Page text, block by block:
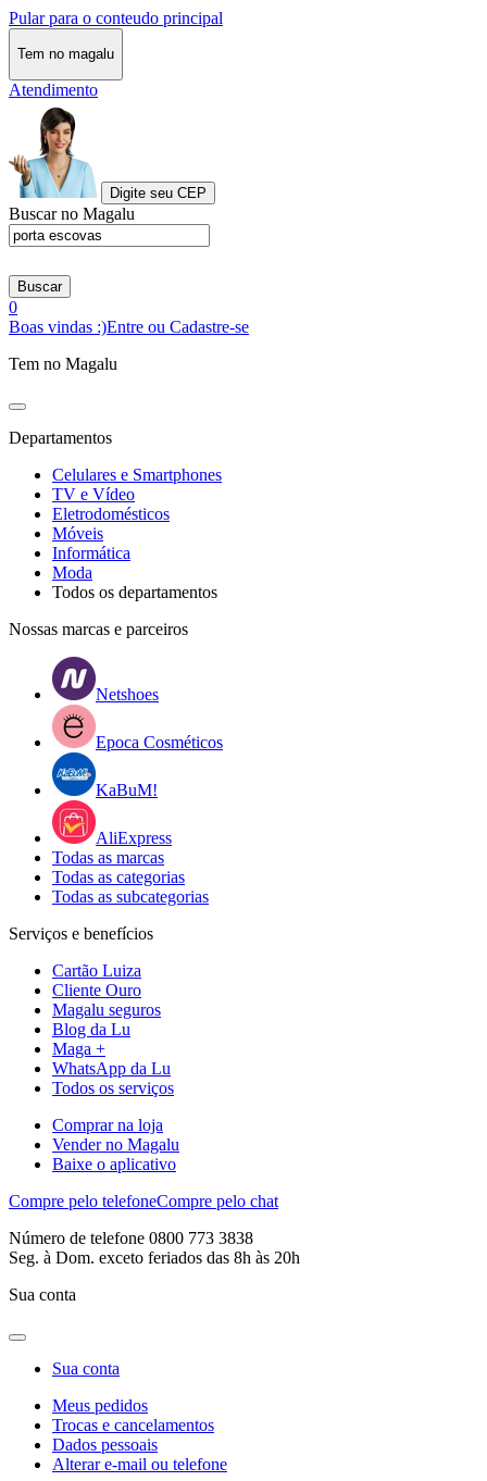
Pular para o conteudo principal
Tem no magalu
Atendimento
Digite seu CEP
Buscar no Magalu
Buscar
0
Boas vindas :)Entre ou Cadastre-se
Tem no Magalu
Departamentos
Celulares e Smartphones
TV e Vídeo
Eletrodomésticos
Móveis
Informática
Moda
Todos os departamentos
Nossas marcas e parceiros
Netshoes
Epoca Cosméticos
KaBuM!
AliExpress
Todas as marcas
Todas as categorias
Todas as subcategorias
Serviços e benefícios
Cartão Luiza
Cliente Ouro
Magalu seguros
Blog da Lu
Maga +
WhatsApp da Lu
Todos os serviços
Comprar na loja
Vender no Magalu
Baixe o aplicativo
Compre pelo telefoneCompre pelo chat
Número de telefone 0800 773 3838
Seg. à Dom. exceto feriados das 8h às 20h
Sua conta
Sua conta
Meus pedidos
Trocas e cancelamentos
Dados pessoais
Alterar e-mail ou telefone